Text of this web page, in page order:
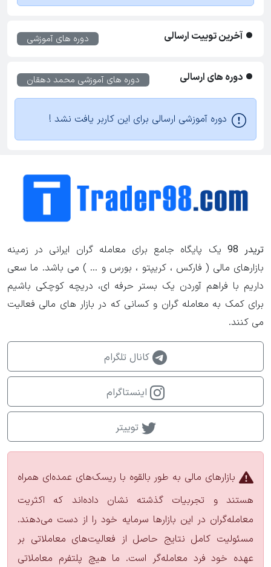
آخرین توییت ارسالی دوره های آموزشی
دوره های ارسالی دوره های آموزشی محمد دهقان
دوره آموزشی ارسالی برای این کاربر یافت نشد !
تریدر 98
یک پایگاه جامع برای معامله گران ایرانی در زمینه
بازارهای مالی ( فارکس ، کریپتو ، بورس و ... ) می باشد. ما سعی
داریم با فراهم آوردن یک بستر حرفه ای، دریچه کوچکی باشیم
برای کمک به معامله گران و کسانی که در بازار های مالی فعالیت
می کنند.
کانال تلگرام
اینستاگرام
توییتر
بازارهای مالی به طور بالقوه با ریسک‌های عمده‌ای همراه
هستند و تجربیات گذشته نشان داده‌اند که اکثریت
معامله‌گران در این بازارها سرمایه خود را از دست می‌دهند.
مسئولیت کامل نتایج حاصل از فعالیت‌های معاملاتی بر
عهده خود فرد معامله‌گر است. ما هیچ پلتفرم معاملاتی